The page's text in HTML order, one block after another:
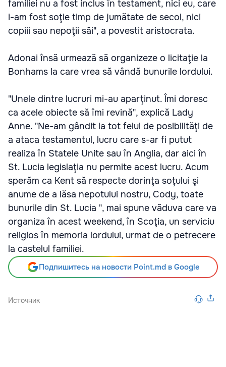
familiei nu a fost inclus în testament, nici eu, care
i-am fost soţie timp de jumătate de secol, nici
copiii sau nepoţii săi", a povestit aristocrata.
Adonai însă urmează să organizeze o licitaţie la
Bonhams la care vrea să vândă bunurile lordului.
"Unele dintre lucruri mi-au aparţinut. Îmi doresc
ca acele obiecte să îmi revină", explică Lady
Anne. "Ne-am gândit la tot felul de posibilităţi de
a ataca testamentul, lucru care s-ar fi putut
realiza în Statele Unite sau în Anglia, dar aici în
St. Lucia legislaţia nu permite acest lucru. Acum
sperăm ca Kent să respecte dorinţa soţului şi
anume de a lăsa nepotului nostru, Cody, toate
bunurile din St. Lucia ", mai spune văduva care va
organiza în acest weekend, în Scoţia, un serviciu
religios în memoria lordului, urmat de o petrecere
la castelul familiei.
Подпишитесь на новости Point.md в Google
Источник